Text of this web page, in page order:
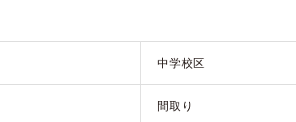
中学校区
間取り